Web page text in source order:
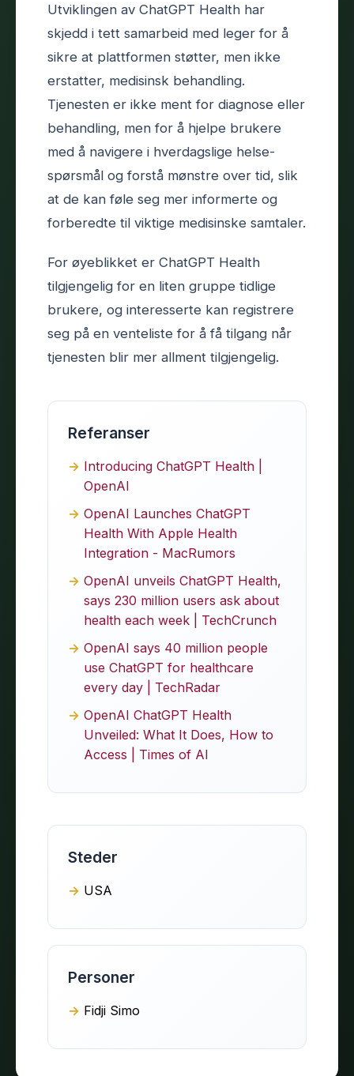
Utviklingen av ChatGPT Health har
skjedd i tett samarbeid med leger for å
sikre at plattformen støtter, men ikke
erstatter, medisinsk behandling.
Tjenesten er ikke ment for diagnose eller
behandling, men for å hjelpe brukere
med å navigere i hverdagslige helse-
spørsmål og forstå mønstre over tid, slik
at de kan føle seg mer informerte og
forberedte til viktige medisinske samtaler.
For øyeblikket er ChatGPT Health
tilgjengelig for en liten gruppe tidlige
brukere, og interesserte kan registrere
seg på en venteliste for å få tilgang når
tjenesten blir mer allment tilgjengelig.
Referanser
Introducing ChatGPT Health |
OpenAI
OpenAI Launches ChatGPT
Health With Apple Health
Integration - MacRumors
OpenAI unveils ChatGPT Health,
says 230 million users ask about
health each week | TechCrunch
OpenAI says 40 million people
use ChatGPT for healthcare
every day | TechRadar
OpenAI ChatGPT Health
Unveiled: What It Does, How to
Access | Times of AI
Steder
USA
Personer
Fidji Simo